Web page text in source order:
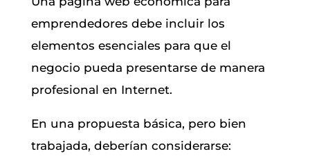
emprendedores debe incluir los
elementos esenciales para que el
negocio pueda presentarse de manera
profesional en Internet.
En una propuesta básica, pero bien
trabajada, deberían considerarse: